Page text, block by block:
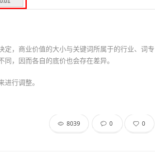
定，商业价值的大小与关键词所属于的行业、词专
，因而各自的底价也会存在差异。
行调整。
8039 0 0